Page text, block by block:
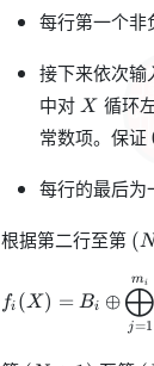
每行第一个非
接下来依次
中对 X
X 循环
常数项。保证
每行的最后为
根据第二行至第 (
f_i(X)=B_i
fi (X) = Bi ⊕
j=1
⨁
mi